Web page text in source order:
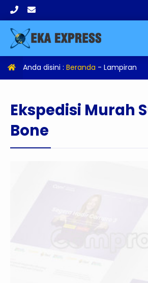
Anda disini : Beranda - Lampiran
Ekspedisi Murah
Bone